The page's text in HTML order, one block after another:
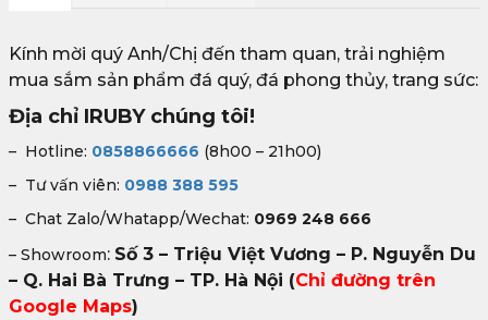
Kính mời quý Anh/Chị đến tham quan, trải nghiệm
mua sắm sản phẩm đá quý, đá phong thủy, trang sức:
Địa chỉ IRUBY chúng tôi!
– Hotline: 0858866666 (8h00 – 21h00)
– Tư vấn viên: 0988 388 595
– Chat Zalo/Whatapp/Wechat: 0969 248 666
– Showroom: Số 3 – Triệu Việt Vương – P. Nguyễn Du
– Q. Hai Bà Trưng – TP. Hà Nội (Chỉ đường trên
Google Maps)